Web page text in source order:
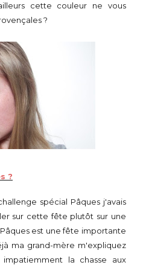
cette couleur ne vous
?
?
spécial Pâques j'avais
sur cette fête plutôt sur une
est une fête importante
ma grand-mère m'expliquez
la chasse aux